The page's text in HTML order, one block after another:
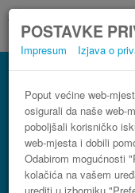
POSTAVKE
Impresum Izjava o
Poput većine web-
osigurali da naše web-
poboljšali korisničko
web-mjesta i dobili
Odabirom mogućnosti
kolačića na vašem
3 koraka do